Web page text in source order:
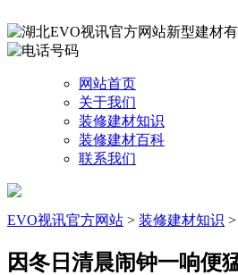
网站首页
关于我们
装修建材知识
装修建材百科
联系我们
EVO视讯官方网站 > 装修建材知识 >
因冬日清晨闹钟一响便